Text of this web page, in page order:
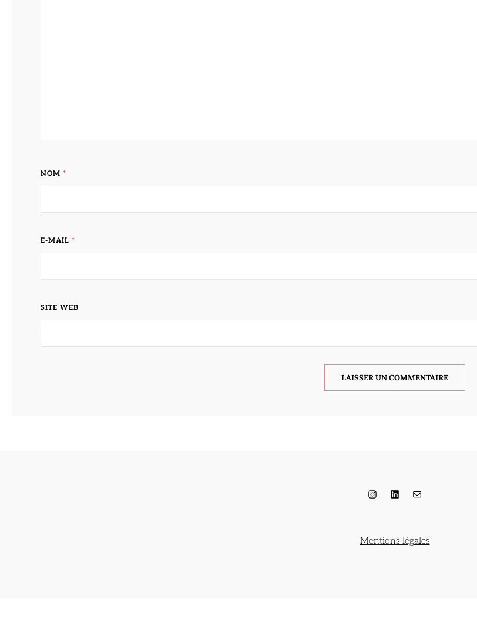
NOM *
E-MAIL *
SITE WEB
Instagram
LinkedIn
E-mail
Mentions légales